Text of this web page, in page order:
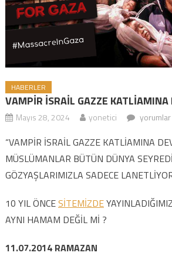
HABERLER
VAMPİR İSRAİL GAZZE KATLİAMINA
Mayıs 28, 2024 yonetici
VAMPİR
yorumlar
“VAMPİR İSRAİL GAZZE KATLİAMINA
MÜSLÜMANLAR BÜTÜN DÜNYA
GÖZYAŞLARIMIZLA SADECE
10 YIL ÖNCESİTEMİZDE
AYNI HAMAM DEĞİL Mİ ?
11.07.2014 RAMAZAN